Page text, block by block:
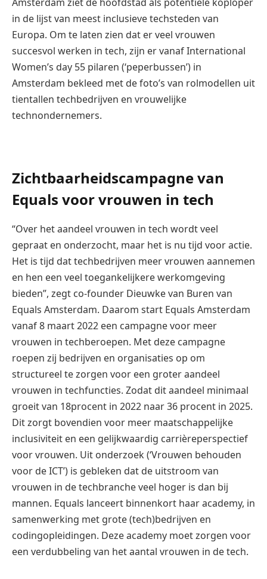
in de lijst van meest inclusieve techsteden van
Europa. Om te laten zien dat er veel vrouwen
succesvol werken in tech, zijn er vanaf International
Women’s day 55 pilaren (‘peperbussen’) in
Amsterdam bekleed met de foto’s van rolmodellen uit
tientallen techbedrijven en vrouwelijke
technondernemers.
Zichtbaarheidscampagne van
Equals voor vrouwen in tech
“Over het aandeel vrouwen in tech wordt veel
gepraat en onderzocht, maar het is nu tijd voor actie.
Het is tijd dat techbedrijven meer vrouwen aannemen
en hen een veel toegankelijkere werkomgeving
bieden”, zegt co-founder Dieuwke van Buren van
Equals Amsterdam. Daarom start Equals Amsterdam
vanaf 8 maart 2022 een campagne voor meer
vrouwen in techberoepen. Met deze campagne
roepen zij bedrijven en organisaties op om
structureel te zorgen voor een groter aandeel
vrouwen in techfuncties. Zodat dit aandeel minimaal
groeit van 18procent in 2022 naar 36 procent in 2025.
Dit zorgt bovendien voor meer maatschappelijke
inclusiviteit en een gelijkwaardig carrièreperspectief
voor vrouwen. Uit onderzoek (‘Vrouwen behouden
voor de ICT’) is gebleken dat de uitstroom van
vrouwen in de techbranche veel hoger is dan bij
mannen. Equals lanceert binnenkort haar academy, in
samenwerking met grote (tech)bedrijven en
codingopleidingen. Deze academy moet zorgen voor
een verdubbeling van het aantal vrouwen in de tech.